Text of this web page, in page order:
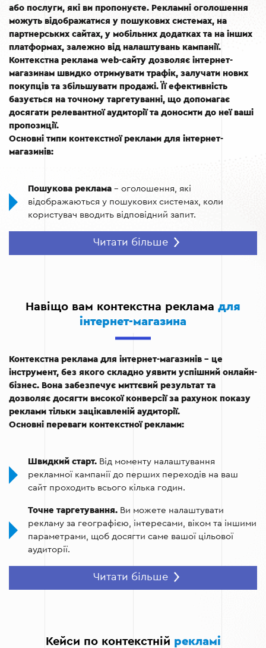
або послуги, які ви пропонуєте. Рекламні оголошення
можуть відображатися у пошукових системах, на
партнерських сайтах, у мобільних додатках та на інших
платформах, залежно від налаштувань кампанії.
Контекстна реклама web-сайту дозволяє інтернет-
магазинам швидко отримувати трафік, залучати нових
покупців та збільшувати продажі. Її ефективність
базується на точному таргетуванні, що допомагає
досягати релевантної аудиторії та доносити до неї ваші
пропозиції.
Основні типи контекстної реклами для інтернет-
магазинів:
Пошукова реклама – оголошення, які
відображаються у пошукових системах, коли
користувач вводить відповідний запит.
Медійна реклама
– банери або графічні
що раніше цікавилися вашим магазином або
товарами.
– інтерактивні відеоролики, які
таких як YouTube.
Читати більше
Навіщо вам контекстна реклама для
інтернет-магазина
Контекстна реклама для інтернет-магазинів – це
інструмент, без якого складно уявити успішний онлайн-
бізнес. Вона забезпечує миттєвий результат та
дозволяє досягти високої конверсії за рахунок показу
реклами тільки зацікавленій аудиторії.
Основні переваги контекстної реклами:
Швидкий старт. Від моменту налаштування
рекламної кампанії до перших переходів на ваш
сайт проходить всього кілька годин.
Точне таргетування. Ви можете налаштувати
рекламу за географією, інтересами, віком та іншими
параметрами, щоб досягти саме вашої цільової
аудиторії.
Підвищення продажів.
Контекстна реклама
Аналіз ефективності.
Інструменти аналітики
Читати більше
Кейси по контекстній рекламі